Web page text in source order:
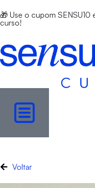
🎁 Use o cupom
curso!
Voltar